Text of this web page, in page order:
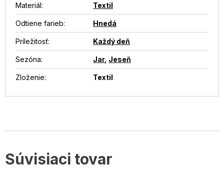
Súvisiaci tovar
Materiál: Textil
Odtiene farieb: Hnedá
Príležitosť: Každý deň
Sezóna: Jar, Jeseň
Zloženie: Textil